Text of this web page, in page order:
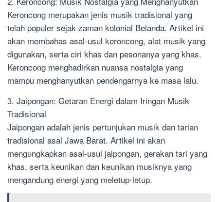
Keroncong merupakan jenis musik tradisional yang
telah populer sejak zaman kolonial Belanda. Artikel ini
akan membahas asal-usul keroncong, alat musik yang
digunakan, serta ciri khas dan pesonanya yang khas.
Keroncong menghadirkan nuansa nostalgia yang
mampu menghanyutkan pendengarnya ke masa lalu.
3. Jaipongan: Getaran Energi dalam Iringan Musik
Tradisional
Jaipongan adalah jenis pertunjukan musik dan tarian
tradisional asal Jawa Barat. Artikel ini akan
mengungkapkan asal-usul jaipongan, gerakan tari yang
khas, serta keunikan dan keunikan musiknya yang
mengandung energi yang meletup-letup.